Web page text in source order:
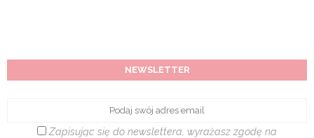
NEWSLETTER
Zapisując się do newslettera, wyrażasz zgodę na